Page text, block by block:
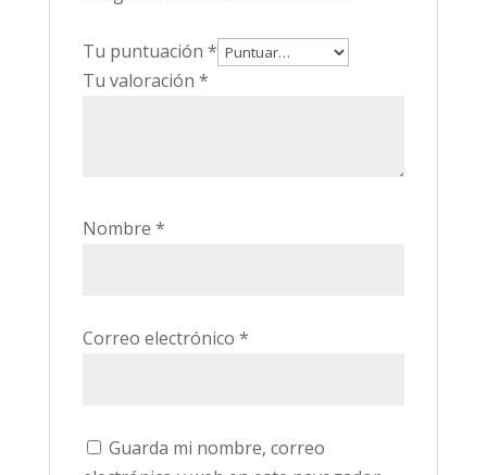
Tu puntuación *
Tu valoración *
Nombre *
Correo electrónico *
Guarda mi nombre, correo